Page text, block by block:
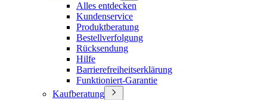
Alles entdecken
Kundenservice
Produktberatung
Bestellverfolgung
Rücksendung
Hilfe
Barrierefreiheitserklärung
Funktioniert-Garantie
Kaufberatung